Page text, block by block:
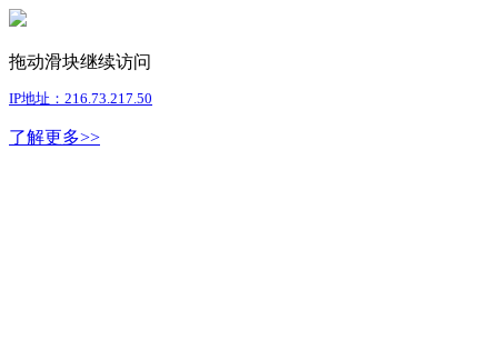
拖动滑块继续访问
IP地址：216.73.217.50
了解更多>>